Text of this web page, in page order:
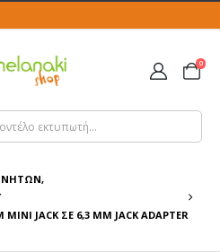
0
,
JACK ΣΕ 6,3 MM JACK ADAPTER